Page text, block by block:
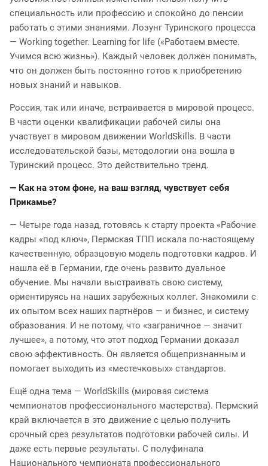
специальность или профессию и спокойно до пенсии
работать с этими знаниями. Лозунг Туринского процесса
— Working together. Learning for life («Работаем вместе.
Учимся всю жизнь»). Каждый человек должен понимать,
что он должен быть постоянно готов к приобретению
новых знаний и навыков.
Россия, так или иначе, встраивается в мировой процесс.
В части оценки квалификации рабочей силы она
участвует в мировом движении WorldSkills. В части
исследовательской базы, методологии она вошла в
Туринский процесс. Это действительно тренд.
— Как на этом фоне, на ваш взгляд, чувствует себя
Прикамье?
— Четыре года назад, готовясь к старту проекта «Рабочие
кадры «под ключ», Пермская ТПП искала по-настоящему
качественную, образцовую модель подготовки кадров. И
нашла её в Германии, где очень развито дуальное
обучение. Мы начали выстраивать свою систему,
ориентируясь на наших зарубежных коллег. Знакомили с
их опытом всех наших партнёров — и бизнес, и систему
образования. И не потому, что «заграничное — значит
лучшее», а потому, что этот подход Германии доказал
свою эффективность. Он является общепризнанным и
помогает выходить из «местечковых» стандартов.
Ещё одна тема — WorldSkills (мировая система
чемпионатов профессионального мастерства). Пермский
край включается в это движение с целью получить
срочный срез результатов подготовки рабочей силы. И
даже есть первые результаты. С полуфинала
Национального чемпионата профессионального